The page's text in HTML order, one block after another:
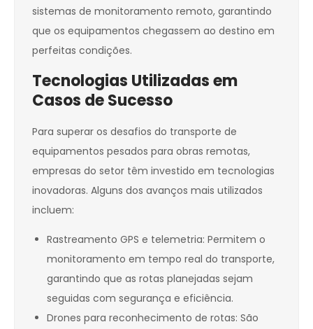
sistemas de monitoramento remoto, garantindo
que os equipamentos chegassem ao destino em
perfeitas condições.
Tecnologias Utilizadas em
Casos de Sucesso
Para superar os desafios do transporte de
equipamentos pesados para obras remotas,
empresas do setor têm investido em tecnologias
inovadoras. Alguns dos avanços mais utilizados
incluem:
Rastreamento GPS e telemetria: Permitem o
monitoramento em tempo real do transporte,
garantindo que as rotas planejadas sejam
seguidas com segurança e eficiência.
Drones para reconhecimento de rotas: São